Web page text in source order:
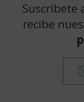
Suscríbete
recibe